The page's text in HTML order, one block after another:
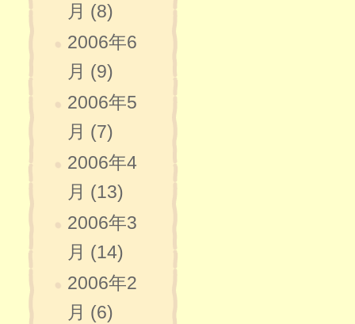
月 (8)
2006年6
月 (9)
2006年5
月 (7)
2006年4
月 (13)
2006年3
月 (14)
2006年2
月 (6)